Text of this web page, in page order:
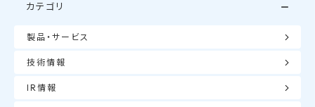
カテゴリ
製品・サービス
技術情報
IR情報